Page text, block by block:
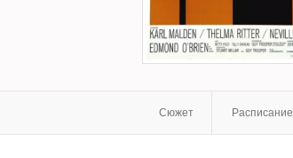
Сюжет Расписание